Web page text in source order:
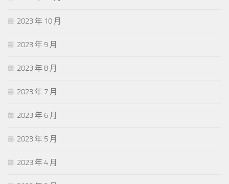
2023 年 10 月
2023 年 9 月
2023 年 8 月
2023 年 7 月
2023 年 6 月
2023 年 5 月
2023 年 4 月